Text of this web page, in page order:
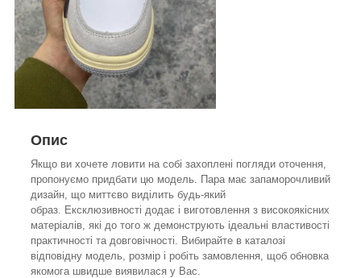
Опис
Якщо ви хочете ловити на собі захоплені погляди оточення,
пропонуємо придбати цю модель. Пара має запаморочливий
дизайн, що миттєво виділить будь-який
образ. Ексклюзивності додає і виготовлення з високоякісних
матеріалів, які до того ж демонструють ідеальні властивості
практичності та довговічності. Вибирайте в каталозі
відповідну модель, розмір і робіть замовлення, щоб обновка
якомога швидше виявилася у Вас.